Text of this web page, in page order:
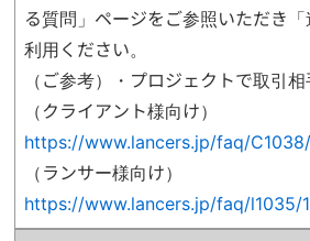
る質問」ページをご参照いただき
利用ください。
（ご参考）・プロジェクトで取引
（クライアント様向け）
https://www.lancers.jp/faq/
（ランサー様向け）
https://www.lancers.jp/faq/l1035/